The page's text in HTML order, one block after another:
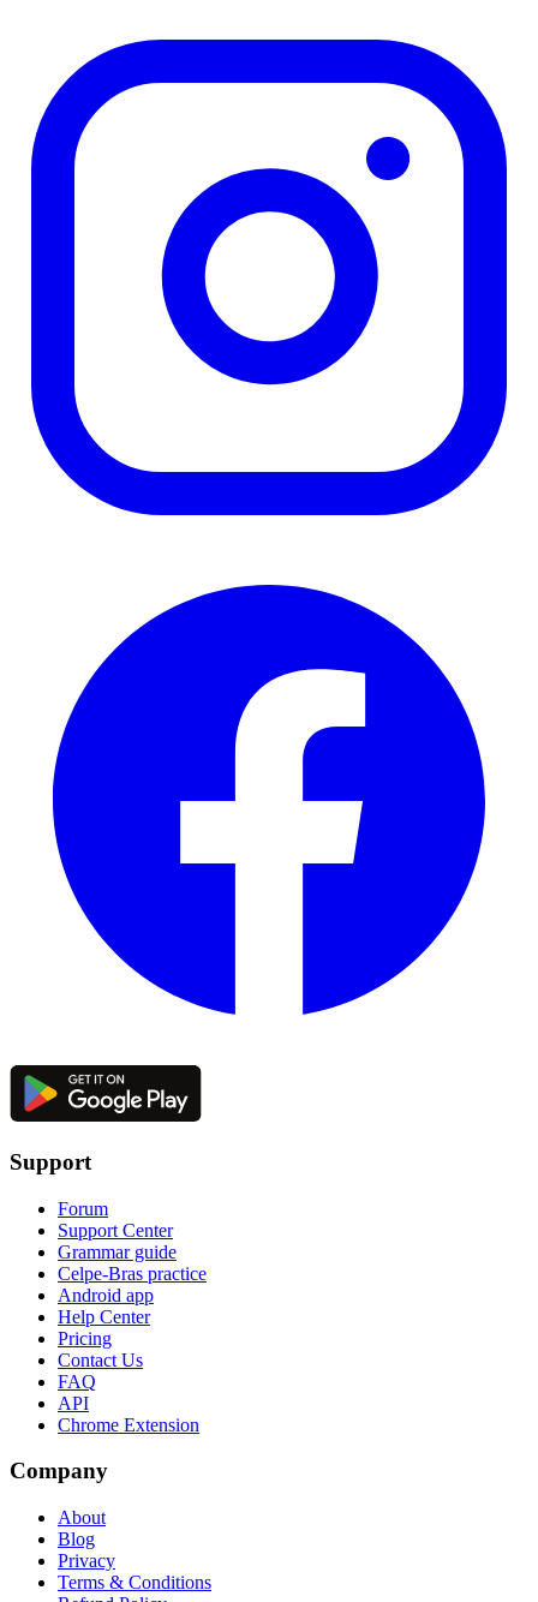
Support
Forum
Support Center
Grammar guide
Celpe-Bras practice
Android app
Help Center
Pricing
Contact Us
FAQ
API
Chrome Extension
Company
About
Blog
Privacy
Terms & Conditions